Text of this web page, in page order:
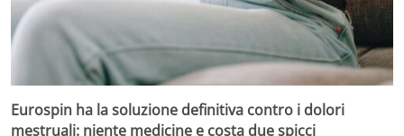
Eurospin ha la soluzione definitiva contro i dolori
mestruali: niente medicine e costa due spicci